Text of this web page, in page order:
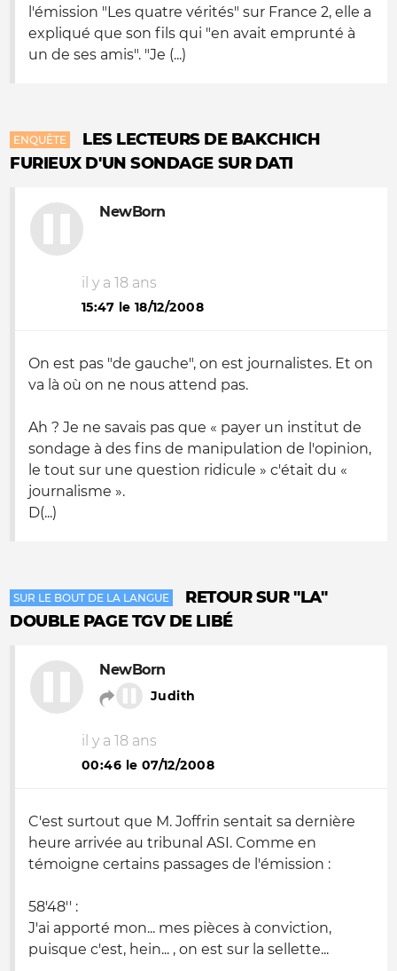
l'émission "Les quatre vérités" sur France 2, elle a
expliqué que son fils qui "en avait emprunté à
un de ses amis". "Je (...)
ENQUÊTE
LES LECTEURS DE BAKCHICH
FURIEUX D'UN SONDAGE SUR DATI
NewBorn
il y a 18 ans
15:47 le 18/12/2008
On est pas "de gauche", on est journalistes. Et on
va là où on ne nous attend pas.
Ah ? Je ne savais pas que « payer un institut de
sondage à des fins de manipulation de l'opinion,
le tout sur une question ridicule » c'était du «
journalisme ».
D(...)
SUR LE BOUT DE LA LANGUE
RETOUR SUR "LA"
DOUBLE PAGE TGV DE LIBÉ
NewBorn
Judith
il y a 18 ans
00:46 le 07/12/2008
C'est surtout que M. Joffrin sentait sa dernière
heure arrivée au tribunal ASI. Comme en
témoigne certains passages de l'émission :
58'48'' :
J'ai apporté mon... mes pièces à conviction,
puisque c'est, hein... , on est sur la sellette...